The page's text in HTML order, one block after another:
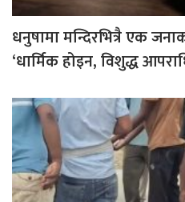
धनुषामा मन्दिरभित्रै एक
‘धार्मिक होइन, विशुद्ध